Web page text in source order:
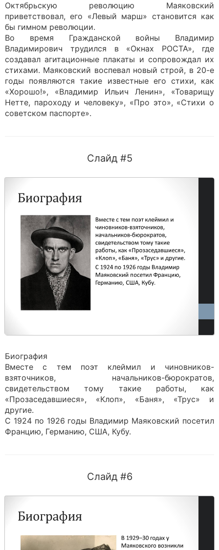
Октябрьскую революцию Маяковский
приветствовал, его «Левый марш» становится как
бы гимном революции.
Во время Гражданской войны Владимир
Владимирович трудился в «Окнах РОСТА», где
создавал агитационные плакаты и сопровождал их
стихами. Маяковский воспевал новый строй, в 20-е
годы появляются такие известные его стихи, как
«Хорошо!», «Владимир Ильич Ленин», «Товарищу
Нетте, пароходу и человеку», «Про это», «Стихи о
советском паспорте».
Слайд #5
Биография
Вместе с тем поэт клеймил и чиновников-
взяточников, начальников-бюрократов,
свидетельством тому такие работы, как
«Прозаседавшиеся», «Клоп», «Баня», «Трус» и
другие.
С 1924 по 1926 годы Владимир Маяковский посетил
Францию, Германию, США, Кубу.
Слайд #6